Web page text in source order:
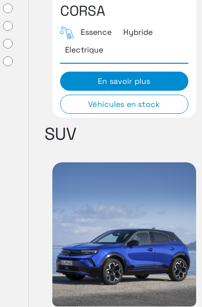
CORSA
Essence
Hybride
Electrique
En savoir plus
Véhicules en stock
SUV